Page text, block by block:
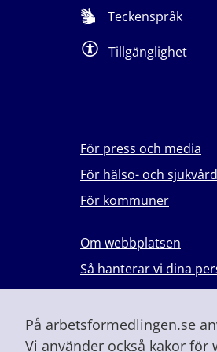
På arbetsformedlingen.se
Vi använder också kakor
Teckenspråk
Tillgänglighet
För press och media
För hälso- och
För kommuner
Om webbplatsen
Så hanterar vi dina
Lever du med våld i
Vid höjd beredskap